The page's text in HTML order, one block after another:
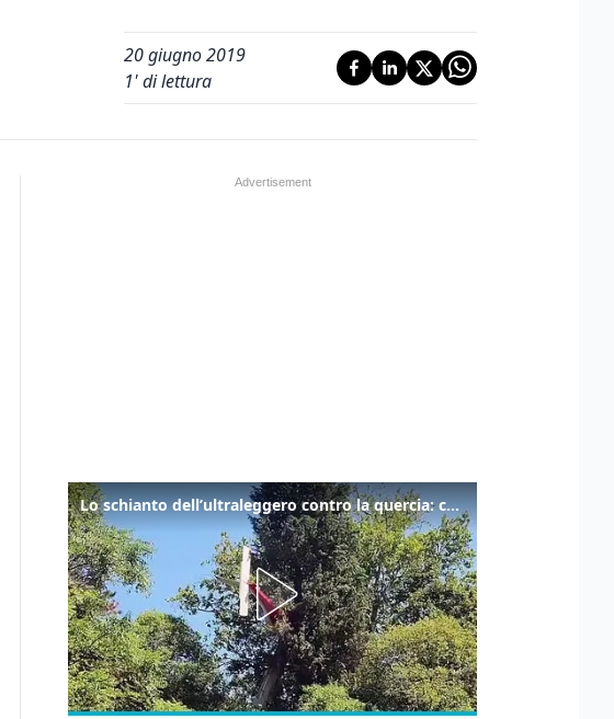
20 giugno 2019
1' di lettura
Lo schianto dell’ultraleggero contro la quercia: cosa è successo a Rivarotta